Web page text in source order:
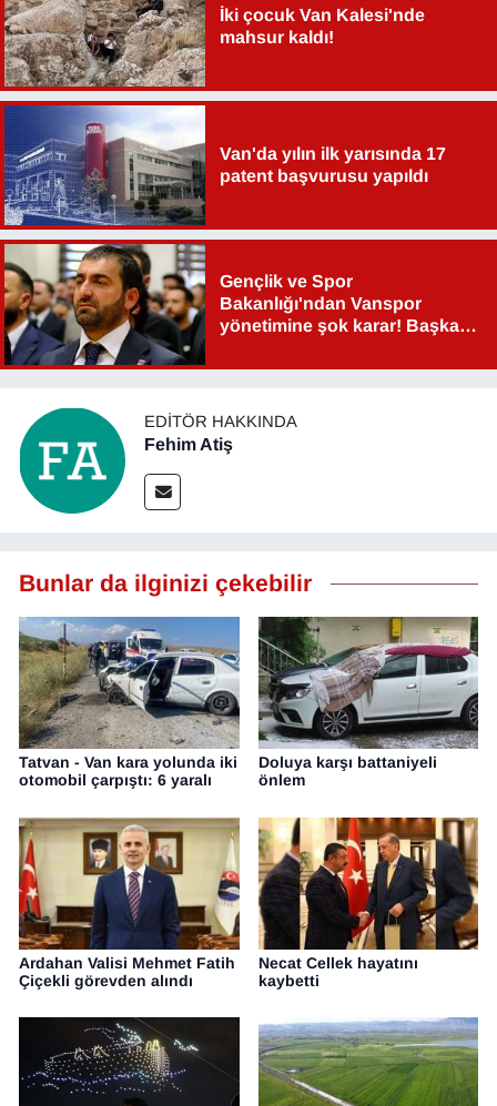
İki çocuk Van Kalesi'nde
mahsur kaldı!
Van'da yılın ilk yarısında 17
patent başvurusu yapıldı
Gençlik ve Spor
Bakanlığı'ndan Vanspor
yönetimine şok karar! Başkan
EDITÖR HAKKINDA
Fehim Atiş
Bunlar da ilginizi çekebilir
Tatvan - Van kara yolunda iki
otomobil çarpıştı: 6 yaralı
Doluya karşı battaniyeli
önlem
Ardahan Valisi Mehmet Fatih
Çiçekli görevden alındı
Necat Cellek hayatını
kaybetti
Vasıta
YAŞAM
YEREL